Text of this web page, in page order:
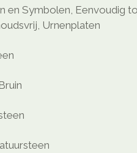
en Symbolen, Eenvoudig
Urnenplaten